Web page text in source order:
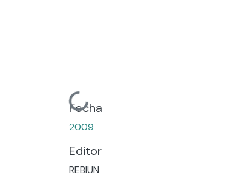
Cargando...
Fecha
2009
Editor
REBIUN